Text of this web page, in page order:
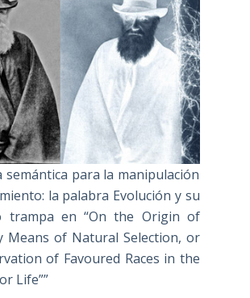
semántica para la manipulación
la palabra Evolución y su
trampa en “On the Origin of
Means of Natural Selection, or
of Favoured Races in the
Life””